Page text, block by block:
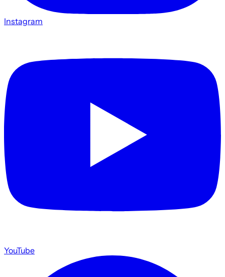
Instagram
YouTube